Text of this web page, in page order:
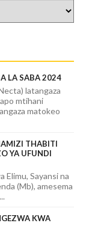
LA SABA 2024
latangaza
mtihani
matokeo
THABITI
YA UFUNDI
Sayansi na
(Mb), amesema
KWA